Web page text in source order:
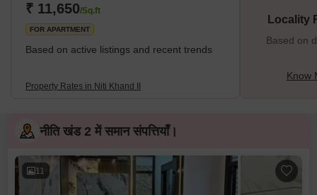
₹ 11,650/Sq.ft
FOR APARTMENT
Based on active listings and recent trends
Property Rates in Niti Khand II
Locality
Based on
Know
नीति खंड 2 में समान संपत्तियाँ।
11